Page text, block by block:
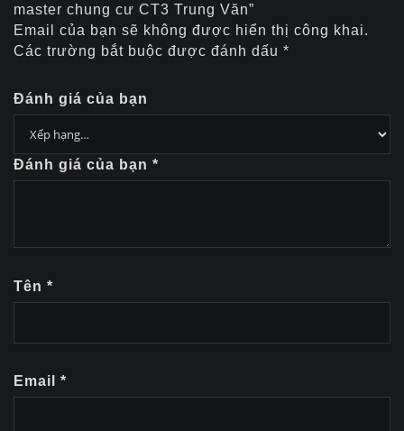
master chung cư CT3 Trung Văn”
Email của bạn sẽ không được hiển thị công khai.
Các trường bắt buộc được đánh dấu *
Đánh giá của bạn
Đánh giá của bạn *
Tên *
Email *